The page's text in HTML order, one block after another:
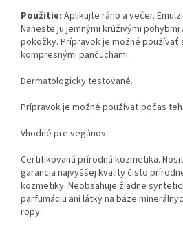
Použitie: Aplikujte ráno a večer.
Naneste ju jemnými krúživými
pokožky. Prípravok je možné používať
kompresnými pančuchami.
Dermatologicky testované.
Prípravok je možné používať počas
Vhodné pre vegánov.
Certifikovaná prírodná kozmetika.
garancia najvyššej kvality čisto
kozmetiky. Neobsahuje žiadne
parfumáciu ani látky na báze
ropy.